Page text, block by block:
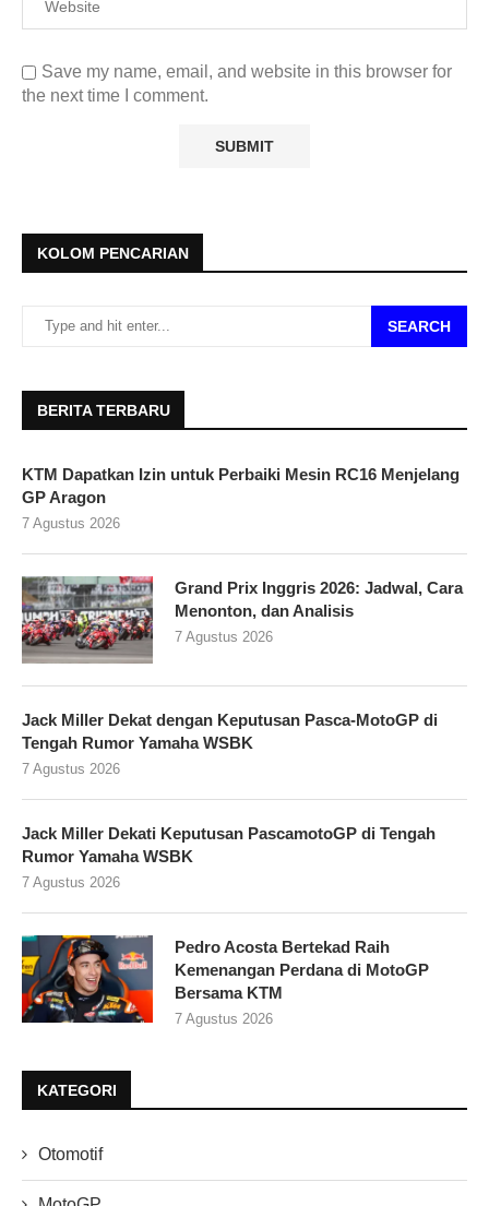
Save my name, email, and website in this browser for
the next time I comment.
KOLOM PENCARIAN
SEARCH
BERITA TERBARU
KTM Dapatkan Izin untuk Perbaiki Mesin RC16 Menjelang
GP Aragon
7 Agustus 2026
Grand Prix Inggris 2026: Jadwal, Cara
Menonton, dan Analisis
7 Agustus 2026
Jack Miller Dekat dengan Keputusan Pasca-MotoGP di
Tengah Rumor Yamaha WSBK
7 Agustus 2026
Jack Miller Dekati Keputusan PascamotoGP di Tengah
Rumor Yamaha WSBK
7 Agustus 2026
Pedro Acosta Bertekad Raih
Kemenangan Perdana di MotoGP
Bersama KTM
7 Agustus 2026
KATEGORI
Otomotif